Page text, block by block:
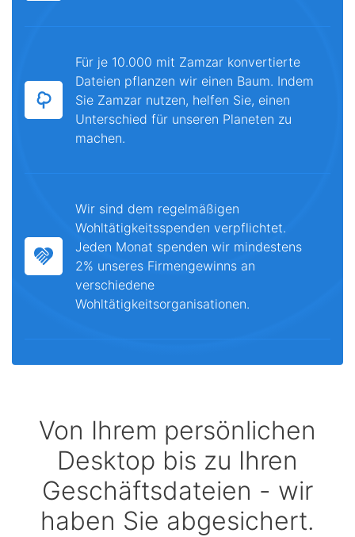
Für je 10.000 mit Zamzar konvertierte
Dateien pflanzen wir einen Baum. Indem
Sie Zamzar nutzen, helfen Sie, einen
Unterschied für unseren Planeten zu
machen.
Wir sind dem regelmäßigen
Wohltätigkeitsspenden verpflichtet.
Jeden Monat spenden wir mindestens
2% unseres Firmengewinns an
verschiedene
Wohltätigkeitsorganisationen.
Von Ihrem persönlichen
Desktop bis zu Ihren
Geschäftsdateien - wir
haben Sie abgesichert.